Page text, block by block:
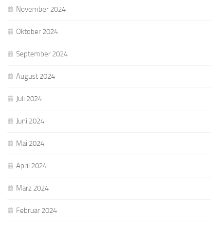
November 2024
Oktober 2024
September 2024
August 2024
Juli 2024
Juni 2024
Mai 2024
April 2024
März 2024
Februar 2024